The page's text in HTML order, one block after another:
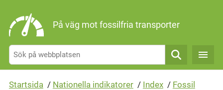
På väg mot fossilfria transporter
Sök
Startsida / Nationella indikatorer / Index / Fossil